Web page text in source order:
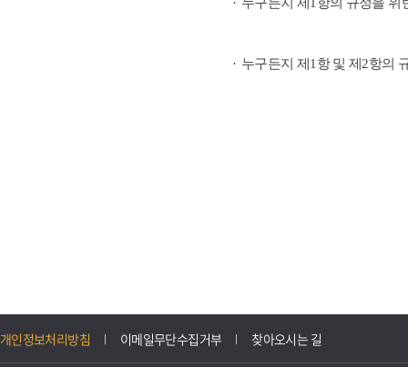
누구든지 제1항 및 제2항의
개인정보처리방침 이메일무단수집거부 찾아오시는 길